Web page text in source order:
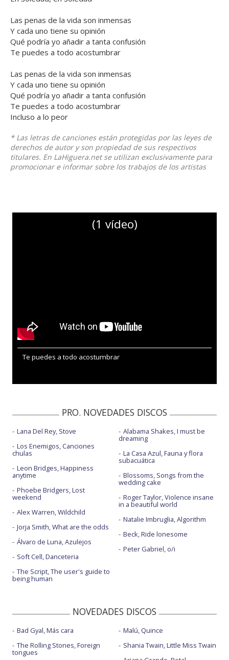
Las penas de la vida son inmensas
Y cada uno tiene su opinión
Qué podría yo añadir a tanta confusión
Te puedes a todo acostumbrar
Las penas de la vida son inmensas
Y cada uno tiene su opinión
Qué podría yo añadir a tanta confusión
Te puedes a todo acostumbrar
Incluso a lo peor
* Las letras de canciones están protegidas por las leyes de
derechos de autor y son propiedad de sus respectivos
titulares. En LaHiguera.net se utilizan exclusivamente para
promocionar e informar sobre los trabajos de los artistas
(1 vídeo)
Te puedes a todo acostumbrar
PRO. NOVEDADES DISCOS
Lana Del Rey, Stove
Los Enemigos, Canciones
chulas
Leon Bridges, Happiness
anytime
Phoebe Bridgers, Lost
weekend
Alex Warren, Wildchild
Jorja Smith, What are the odds
Álvaro de Luna, Azulejos
Soft Cell, Danceteria
The Script, The user's guide to
being human
Alabama Shakes, I must be
dreaming
La Casa Azul, Fauna y flora
subacuática
Blossoms, Songs from the
wedding cake
Roger Taylor, Violence insane
in a beautiful world
Natalie Imbruglia, Algorithm
Beck, Ride lonesome
Peter Gabriel, o/i
NOVEDADES DISCOS
Bad Gyal, Más cara
The Rolling Stones, Foreign
tongues
Malú, Quince
Shania Twain, Little Miss Twain